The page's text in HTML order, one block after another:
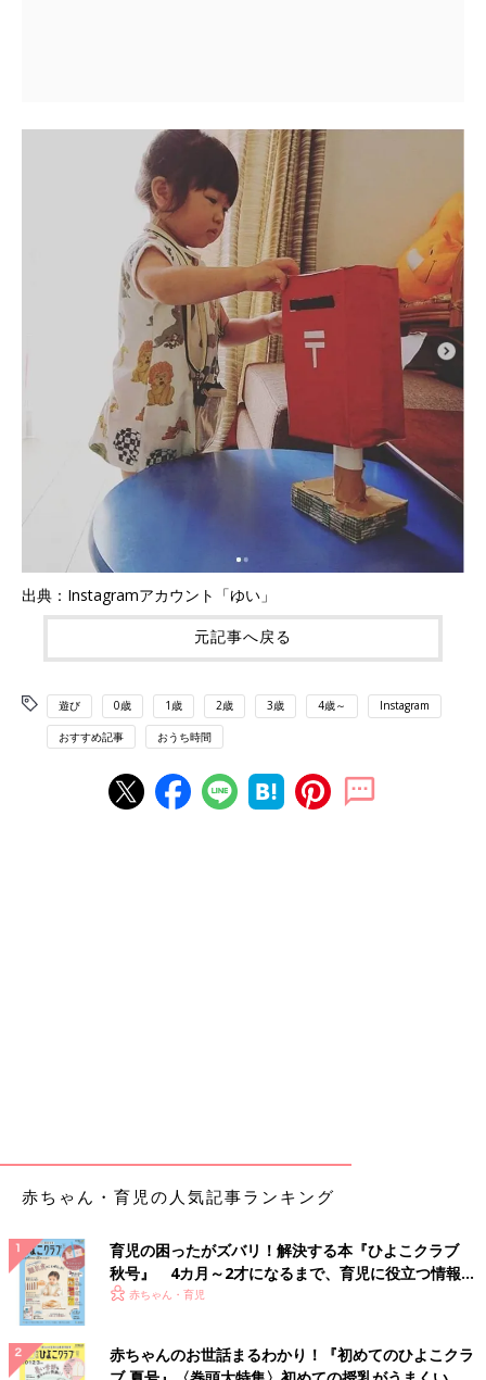
出典：Instagramアカウント「ゆい」
元記事へ戻る
遊び 0歳 1歳 2歳 3歳 4歳～ Instagram
おすすめ記事 おうち時間
赤ちゃん・育児の人気記事ランキング
育児の困ったがズバリ！解決する本『ひよこクラブ
秋号』 4カ月～2才になるまで、育児に役立つ情報が
いっぱい！
赤ちゃん・育児
赤ちゃんのお世話まるわかり！『初めてのひよこクラ